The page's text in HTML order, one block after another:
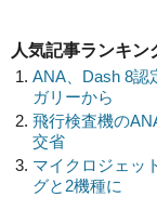
人気記事ランキン
ANA、Dash 8
ガリーから
飛行検査機の
交省
マイクロジェッ
グと2機種に